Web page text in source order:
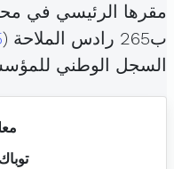
مقرها الرئيسي في
ب265 رادس الملاحة (
السجل الوطني